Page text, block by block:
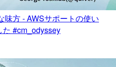
味方 - AWSサポートの使い
#cm_odyssey